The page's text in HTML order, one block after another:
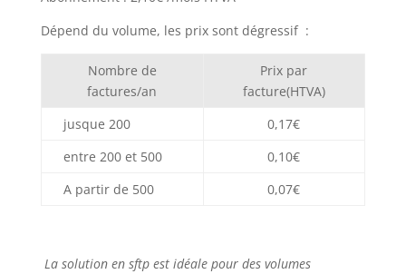
Dépend du volume, les prix sont dégressif :
Nombre de
factures/an
Prix par
facture(HTVA)
jusque 200
0,17€
entre 200 et 500
0,10€
A partir de 500
0,07€
La solution en sftp est idéale pour des volumes